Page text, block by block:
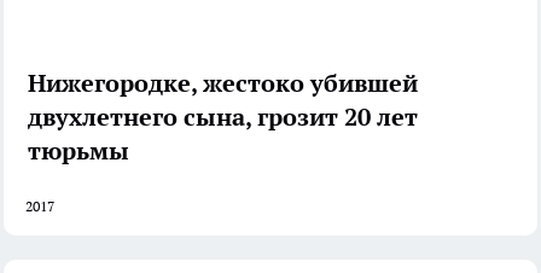
Нижегородке, жестоко убившей
двухлетнего сына, грозит 20 лет
тюрьмы
2017